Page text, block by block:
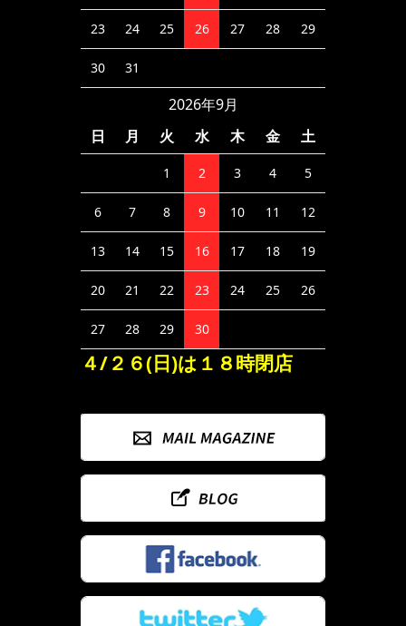
23 24 25 26 27 28 29
30 31
2026年9月
日
月 火 水 木 金 土
1 2 3 4 5
6 7 8 9 10 11 12
13 14 15 16 17 18 19
20 21 22 23 24 25 26
27 28 29 30
４/２６(日)は１８時閉店